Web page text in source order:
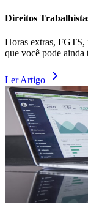
Direitos
Horas extras,
que você pode ainda
Ler Artigo